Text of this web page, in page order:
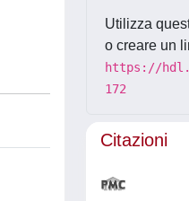
Utilizza
o creare un
https://
172
Citazioni